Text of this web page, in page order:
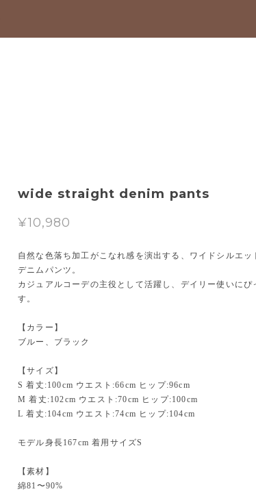
wide straight denim pants
¥10,980
自然な色落ち加工がこなれ感を演出する、ワイドシルエッ
デニムパンツ。
カジュアルコーデの主役として活躍し、デイリー使いにぴ
す。
【カラー】
ブルー、ブラック
【サイズ】
S 着丈:100cm ウエスト:66cm ヒップ:96cm
M 着丈:102cm ウエスト:70cm ヒップ:100cm
L 着丈:104cm ウエスト:74cm ヒップ:104cm
モデル身長167cm 着用サイズS
【素材】
綿81〜90%